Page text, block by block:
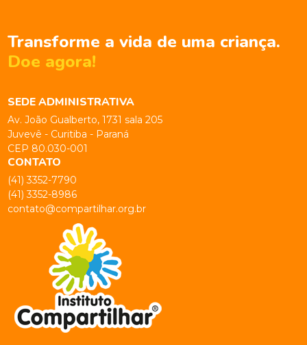
Transforme a vida de uma criança.
Doe agora!
SEDE ADMINISTRATIVA
Av. João Gualberto, 1731 sala 205
Juvevê - Curitiba - Paraná
CEP 80.030-001
CONTATO
(41) 3352-7790
(41) 3352-8986
contato@compartilhar.org.br